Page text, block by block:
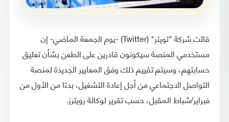
قالت شركة "تويتر" (Twitter) -يوم الجمعة الماضي- إن
مستخدمي المنصة سيكونون قادرين على الطعن بشأن تعليق
حسابتهم، وسيتم تقييم ذلك وفق المعايير الجديدة لمنصة
التواصل الاجتماعي من أجل إعادة التشغيل، بدءًا من الأول من
فبراير/شباط المقبل، حسب تقرير لوكالة رويترز.